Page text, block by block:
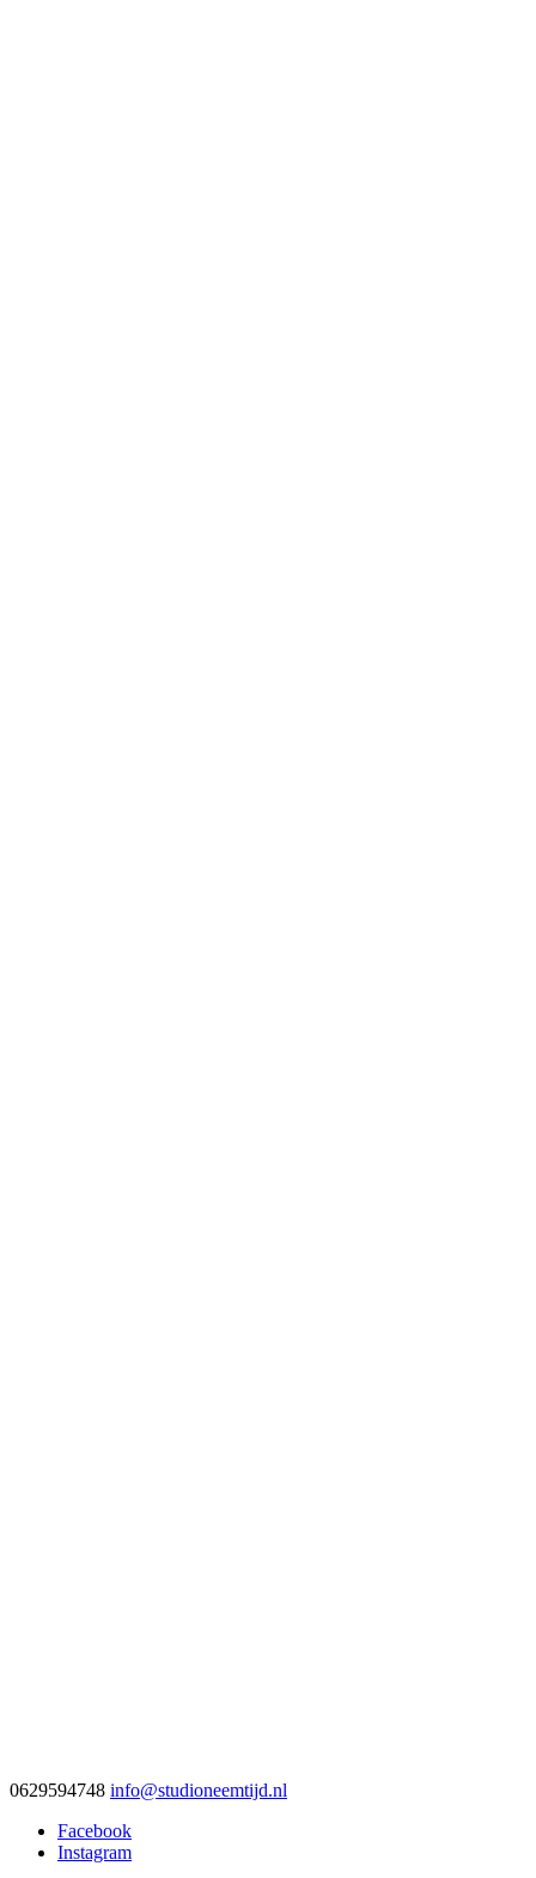
0629594748 info@studioneemtijd.nl
Facebook
Instagram